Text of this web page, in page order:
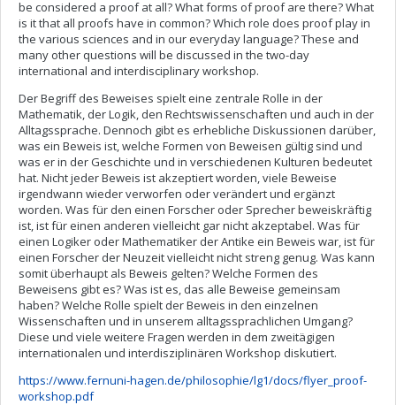
be considered a proof at all? What forms of proof are there? What
is it that all proofs have in common? Which role does proof play in
the various sciences and in our everyday language? These and
many other questions will be discussed in the two-day
international and interdisciplinary workshop.
Der Begriff des Beweises spielt eine zentrale Rolle in der
Mathematik, der Logik, den Rechtswissenschaften und auch in der
Alltagssprache. Dennoch gibt es erhebliche Diskussionen darüber,
was ein Beweis ist, welche Formen von Beweisen gültig sind und
was er in der Geschichte und in verschiedenen Kulturen bedeutet
hat. Nicht jeder Beweis ist akzeptiert worden, viele Beweise
irgendwann wieder verworfen oder verändert und ergänzt
worden. Was für den einen Forscher oder Sprecher beweiskräftig
ist, ist für einen anderen vielleicht gar nicht akzeptabel. Was für
einen Logiker oder Mathematiker der Antike ein Beweis war, ist für
einen Forscher der Neuzeit vielleicht nicht streng genug. Was kann
somit überhaupt als Beweis gelten? Welche Formen des
Beweisens gibt es? Was ist es, das alle Beweise gemeinsam
haben? Welche Rolle spielt der Beweis in den einzelnen
Wissenschaften und in unserem alltagssprachlichen Umgang?
Diese und viele weitere Fragen werden in dem zweitägigen
internationalen und interdisziplinären Workshop diskutiert.
https://www.fernuni-hagen.de/philosophie/lg1/docs/flyer_proof-
workshop.pdf